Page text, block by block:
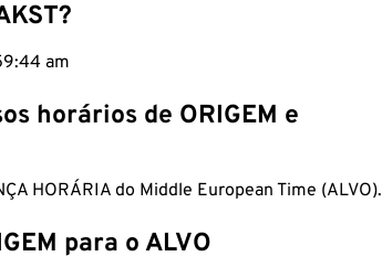
am
horários de ORIGEM e
HORÁRIA do Middle European Time (ALVO).
para o ALVO